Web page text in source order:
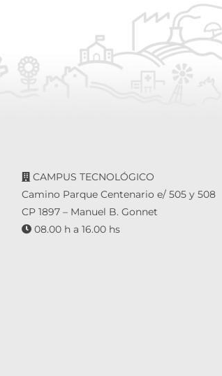
CAMPUS TECNOLÓGICO
Camino Parque Centenario e/ 505 y 508
CP 1897 – Manuel B. Gonnet
08.00 h a 16.00 hs